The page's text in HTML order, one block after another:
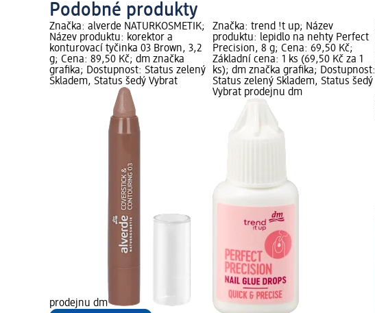
Podobné produkty
Značka: alverde NATURKOSMETIK;
Název produktu: korektor a
konturovací tyčinka 03 Brown, 3,2
g; Cena: 89,50 Kč; dm značka
grafika; Dostupnost: Status zelený
Skladem, Status šedý Vybrat
prodejnu dm
Značka: trend !t up; Název
produktu: lepidlo na nehty Perfect
Precision, 8 g; Cena: 69,50 Kč;
Základní cena: 1 ks (69,50 Kč za 1
ks); dm značka grafika; Dostupnost:
Status zelený Skladem, Status šedý
Vybrat prodejnu dm